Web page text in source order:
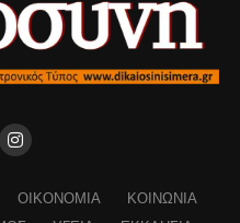
ΟΙΚΟΝΟΜΊΑ
ΚΟΙΝΩΝΊΑ